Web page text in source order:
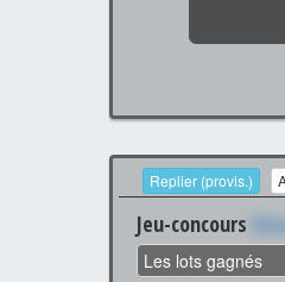
Replier (provis.)
Jeu-concours
Les lots gagnés